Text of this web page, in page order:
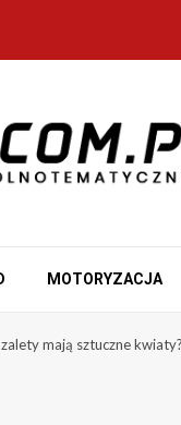
MOTORYZACJA
mają sztuczne kwiaty?